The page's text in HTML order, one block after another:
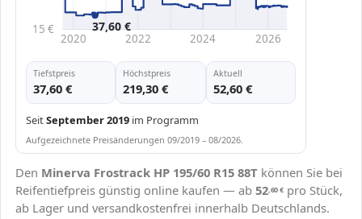
15 €
2020 2022 2024 2026
37,60 €
Tiefstpreis
37,60 €
Höchstpreis
219,30 €
Aktuell
52,60 €
SeitSeptember 2019 im Programm
Aufgezeichnete Preisänderungen 09/2019 – 08/2026.
Den Minerva Frostrack HP 195/60 R15 88T können Sie bei
Reifentiefpreis günstig online kaufen — ab 52,60€ pro Stück,
ab Lager und versandkostenfrei innerhalb Deutschlands.